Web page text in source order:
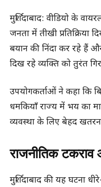
मुर्शिदाबाद: वीडियो के
जनता में तीखी प्रतिक्रिया
बयान की निंदा कर रहे हैं
दिख रहे व्यक्ति को तुरंत
उपयोगकर्ताओं ने कहा कि
धमकियाँ राज्य में भय का
व्यवस्था के लिए बेहद
राजनीतिक टकराव
मुर्शिदाबाद की यह घटना